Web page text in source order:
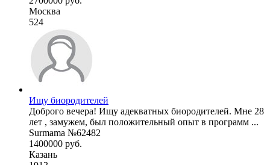
Москва
524
Ищу биородителей
Доброго вечера! Ищу адекватных биородителей. Мне 28
лет , замужем, был положительный опыт в программ ...
Surmama №62482
1400000 руб.
Казань